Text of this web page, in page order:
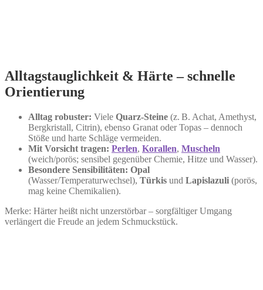
Alltagstauglichkeit & Härte – schnelle
Orientierung
Alltag robuster: Viele Quarz‑Steine (z. B. Achat, Amethyst,
Bergkristall, Citrin), ebenso Granat oder Topas – dennoch
Stöße und harte Schläge vermeiden.
Mit Vorsicht tragen: Perlen, Korallen, Muscheln
(weich/porös; sensibel gegenüber Chemie, Hitze und Wasser).
Besondere Sensibilitäten: Opal
(Wasser/Temperaturwechsel), Türkis und Lapislazuli (porös,
mag keine Chemikalien).
Merke: Härter heißt nicht unzerstörbar – sorgfältiger Umgang
verlängert die Freude an jedem Schmuckstück.